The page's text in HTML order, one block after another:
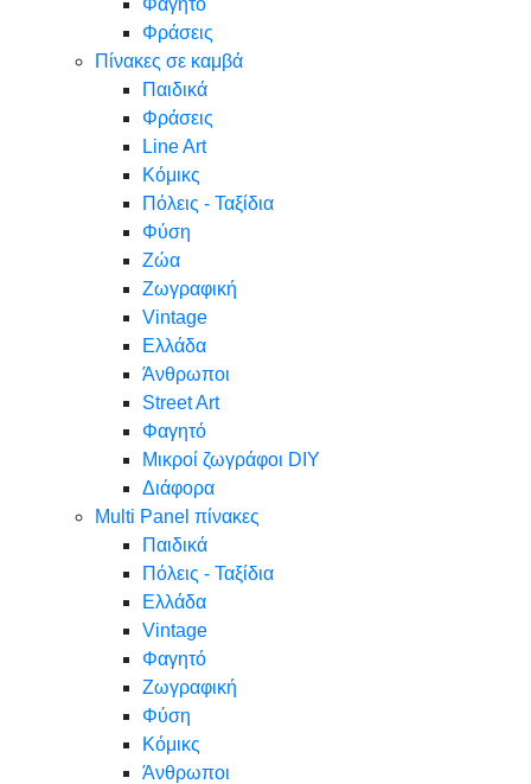
Φαγητό
Φράσεις
Πίνακες σε καμβά
Παιδικά
Φράσεις
Line Art
Κόμικς
Πόλεις - Ταξίδια
Φύση
Ζώα
Ζωγραφική
Vintage
Ελλάδα
Άνθρωποι
Street Art
Φαγητό
Μικροί ζωγράφοι DIY
Διάφορα
Multi Panel πίνακες
Παιδικά
Πόλεις - Ταξίδια
Ελλάδα
Vintage
Φαγητό
Ζωγραφική
Φύση
Κόμικς
Άνθρωποι